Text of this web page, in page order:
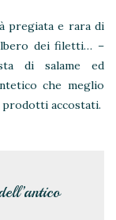
pregiata e rara di
dei filetti… –
di salame ed
che meglio
prodotti accostati.